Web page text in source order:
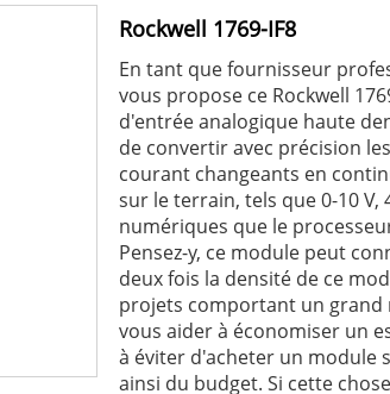
Rockwell 1769-IF8
En tant que fournisseur
vous propose ce Rockwell
d'entrée analogique haute
de convertir avec précision
courant changeants en
sur le terrain, tels que 0-10 V,
numériques que le
Pensez-y, ce module peut
deux fois la densité de ce
projets comportant un grand
vous aider à économiser un
à éviter d'acheter un module
ainsi du budget. Si cette